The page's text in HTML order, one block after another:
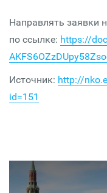
Направлять заявки
по ссылке: https://
Источник: http://
id=151